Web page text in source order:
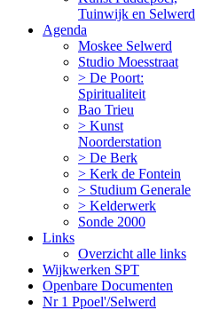
Tuinwijk en Selwerd
Agenda
Moskee Selwerd
Studio Moesstraat
> De Poort:
Spiritualiteit
Bao Trieu
> Kunst
Noorderstation
> De Berk
> Kerk de Fontein
> Studium Generale
> Kelderwerk
Sonde 2000
Links
Overzicht alle links
Wijkwerken SPT
Openbare Documenten
Nr 1 Ppoel'/Selwerd